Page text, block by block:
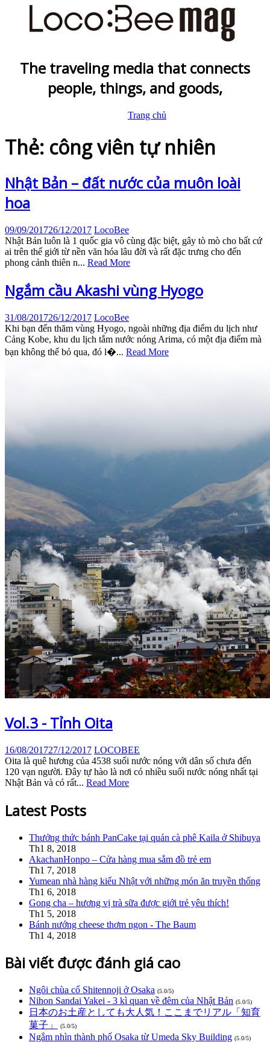
The traveling media that connects
people, things, and goods,
Trang chủ
Thẻ: công viên tự nhiên
Nhật Bản – đất nước của muôn loài
hoa
09/09/201726/12/2017 LocoBee
Nhật Bản luôn là 1 quốc gia vô cùng đặc biệt, gây tò mò cho bất cứ
ai trên thế giới từ nền văn hóa lâu đời và rất đặc trưng cho đến
phong cảnh thiên n... Read More
Ngắm cầu Akashi vùng Hyogo
31/08/201726/12/2017 LocoBee
Khi bạn đến thăm vùng Hyogo, ngoài những địa điểm du lịch như
Cảng Kobe, khu du lịch tắm nước nóng Arima, có một địa điểm mà
bạn không thể bỏ qua, đó l�... Read More
Vol.3 - Tỉnh Oita
16/08/201727/12/2017 LOCOBEE
Oita là quê hương của 4538 suối nước nóng với dân số chưa đến
120 vạn người. Đây tự hào là nơi có nhiều suối nước nóng nhất tại
Nhật Bản và có rất... Read More
Latest Posts
Thưởng thức bánh PanCake tại quán cà phê Kaila ở Shibuya
Th1 8, 2018
AkachanHonpo – Cửa hàng mua sắm đồ trẻ em
Th1 7, 2018
Yumean nhà hàng kiểu Nhật với những món ăn truyền thống
Th1 6, 2018
Gong cha – hương vị trà sữa được giới trẻ yêu thích!
Th1 5, 2018
Bánh nướng cheese thơm ngon - The Baum
Th1 4, 2018
Bài viết được đánh giá cao
Ngôi chùa cổ Shitennoji ở Osaka (5.0/5)
Nihon Sandai Yakei - 3 kì quan về đêm của Nhật Bản (5.0/5)
日本のお土産としても大人気！ここまでリアル「知育
菓子」
(5.0/5)
Ngắm nhìn thành phố Osaka từ Umeda Sky Building (5.0/5)